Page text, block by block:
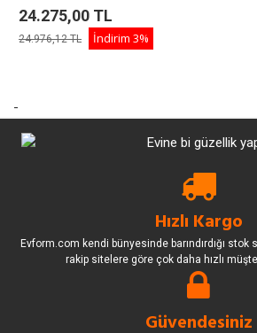
24.275,00 TL
24.976,12 TL İndirim 3%
-
Hızlı Kargo
Evform.com kendi bünyesinde barındırdığı
rakip sitelere göre çok daha hızlı
Güvendesiniz